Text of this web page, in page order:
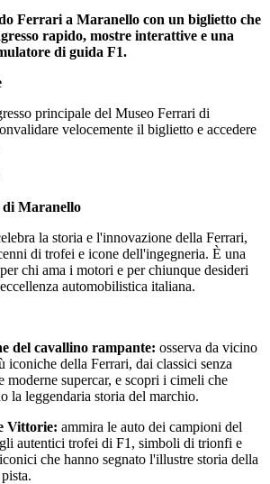
Ferrari a Maranello con un biglietto che
rapido, mostre interattive e una
di guida F1.
principale del Museo Ferrari di
velocemente il biglietto e accedere
Maranello
la storia e l'innovazione della Ferrari,
di trofei e icone dell'ingegneria. È una
chi ama i motori e per chiunque desideri
automobilistica italiana.
del cavallino rampante: osserva da vicino
iconiche della Ferrari, dai classici senza
moderne supercar, e scopri i cimeli che
la leggendaria storia del marchio.
Vittorie: ammira le auto dei campioni del
autentici trofei di F1, simboli di trionfi e
che hanno segnato l'illustre storia della